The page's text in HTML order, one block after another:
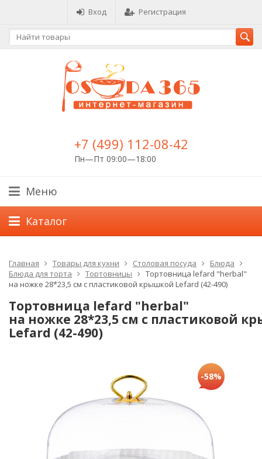
Вход Регистрация
+7 (499) 112-08-42
Пн—Пт 09:00—18:00
Меню
Каталог
Главная Товары для кухни Столовая посуда
Блюда
Блюда для торта
Тортовницы
Тортовница lefard "herbal"
на ножке 28*23,5 см с пластиковой крышкой Lefard (42-490)
Тортовница lefard "herbal"
на ножке 28*23,5 см с пластиковой
Lefard (42-490)
-58%